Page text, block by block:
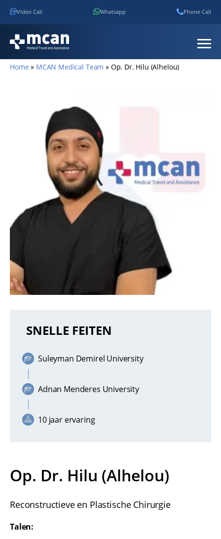
Video Call Whatsapp Phone Call
Home » MCAN Medical Team » Op. Dr. Hilu (Alhelou)
SNELLE FEITEN
Suleyman Demirel University
Adnan Menderes University
10 jaar ervaring
Op. Dr. Hilu (Alhelou)
Reconstructieve en Plastische Chirurgie
Talen: